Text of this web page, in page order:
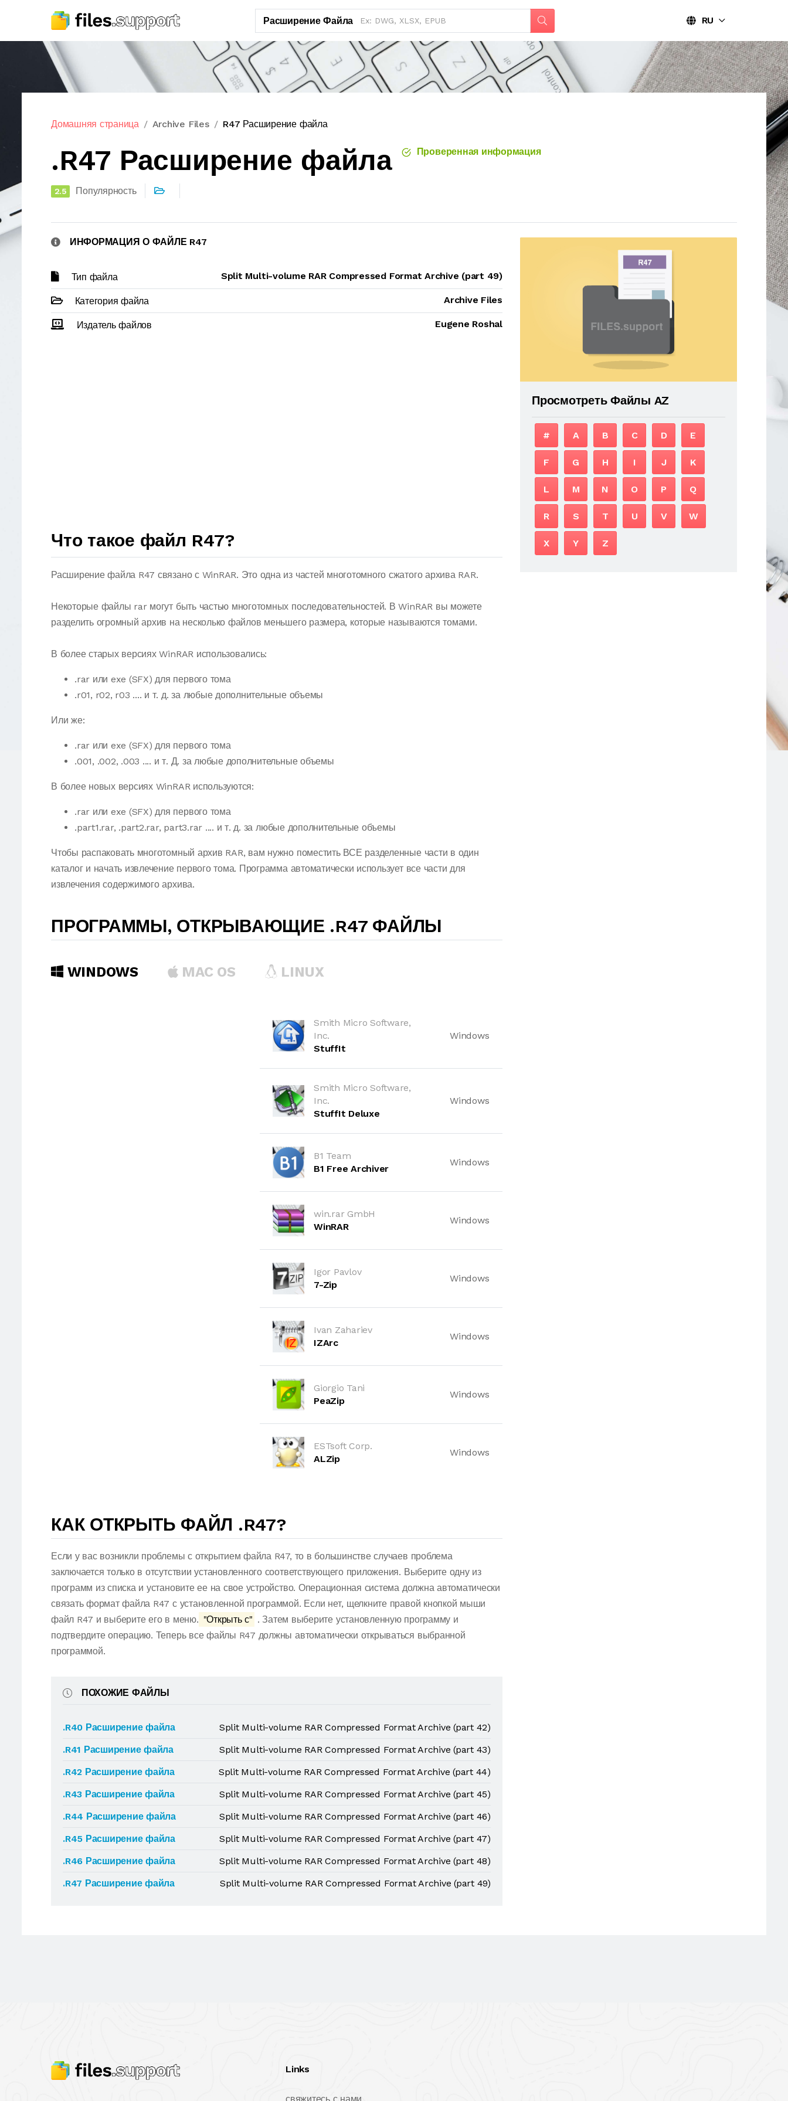
Расширение Файла RU
Домашняя страница Archive Files R47 Расширение файла
.R47 Расширение файла Проверенная информация
2.5 Популярность
ИНФОРМАЦИЯ О ФАЙЛЕ R47
Тип файла Split Multi-volume RAR Compressed Format Archive (part 49)
Категория файла Archive Files
Издатель файлов Eugene Roshal
Что такое файл R47?
Расширение файла R47 связано с WinRAR. Это одна из частей многотомного сжатого архива RAR.
Некоторые файлы rar могут быть частью многотомных последовательностей. В WinRAR вы можете
разделить огромный архив на несколько файлов меньшего размера, которые называются томами.
В более старых версиях WinRAR использовались:
.rar или exe (SFX) для первого тома
.r01, r02, r03 .... и т. д. за любые дополнительные объемы
Или же:
.rar или exe (SFX) для первого тома
.001, .002, .003 .... и т. Д. за любые дополнительные объемы
В более новых версиях WinRAR используются:
.rar или exe (SFX) для первого тома
.part1.rar, .part2.rar, part3.rar .... и т. д. за любые дополнительные объемы
Чтобы распаковать многотомный архив RAR, вам нужно поместить ВСЕ разделенные части в один
каталог и начать извлечение первого тома. Программа автоматически использует все части для
извлечения содержимого архива.
ПРОГРАММЫ, ОТКРЫВАЮЩИЕ .R47 ФАЙЛЫ
WINDOWS MAC OS LINUX
Smith Micro Software,
Inc.
StuffIt
Windows
Smith Micro Software,
Inc.
StuffIt Deluxe
Windows
B1 Team
B1 Free Archiver
Windows
win.rar GmbH
WinRAR
Windows
Igor Pavlov
7-Zip
Windows
Ivan Zahariev
IZArc
Windows
Giorgio Tani
PeaZip
Windows
ESTsoft Corp.
ALZip
Windows
КАК ОТКРЫТЬ ФАЙЛ .R47?
Если у вас возникли проблемы с открытием файла R47, то в большинстве случаев проблема
заключается только в отсутствии установленного соответствующего приложения. Выберите одну из
программ из списка и установите ее на свое устройство. Операционная система должна автоматически
связать формат файла R47 с установленной программой. Если нет, щелкните правой кнопкой мыши
файл R47 и выберите его в меню. "Открыть с" . Затем выберите установленную программу и
подтвердите операцию. Теперь все файлы R47 должны автоматически открываться выбранной
программой.
ПОХОЖИЕ ФАЙЛЫ
.R40 Расширение файла
Split Multi-volume RAR Compressed Format Archive (part 42)
.R41 Расширение файла
Split Multi-volume RAR Compressed Format Archive (part 43)
.R42 Расширение файла
Split Multi-volume RAR Compressed Format Archive (part 44)
.R43 Расширение файла
Split Multi-volume RAR Compressed Format Archive (part 45)
.R44 Расширение файла
Split Multi-volume RAR Compressed Format Archive (part 46)
.R45 Расширение файла
Split Multi-volume RAR Compressed Format Archive (part 47)
.R46 Расширение файла
Split Multi-volume RAR Compressed Format Archive (part 48)
.R47 Расширение файла
Split Multi-volume RAR Compressed Format Archive (part 49)
Просмотреть Файлы AZ
# A B C D E
F G H I J K
L M N O P Q
R S T U V W
X Y Z
Links